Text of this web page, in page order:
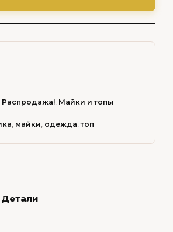
Распродажа!, Майки и топы
, майки, одежда,топ
Детали